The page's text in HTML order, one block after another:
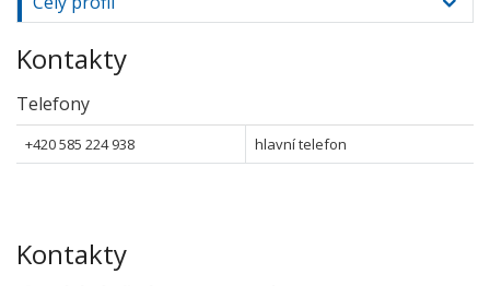
Kontakty
Telefony
+420 585 224 938 hlavní telefon
Kontakty